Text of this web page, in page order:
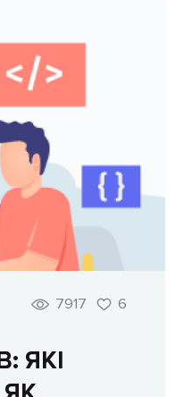
7917 6
ЯКІ